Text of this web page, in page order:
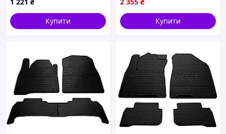
Купити
Купити